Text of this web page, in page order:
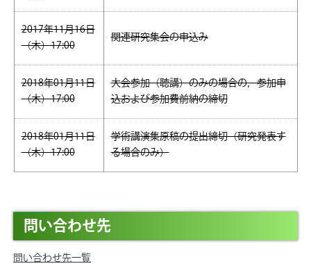
2017年11月16日
（木）17:00
関連研究集会の申込み
2018年01月11日
（木）17:00
大会参加（聴講）のみの場合の，参加申
込および参加費前納の締切
2018年01月11日
（木）17:00
学術講演集原稿の提出締切（研究発表す
る場合のみ）
問い合わせ先
問い合わせ先一覧